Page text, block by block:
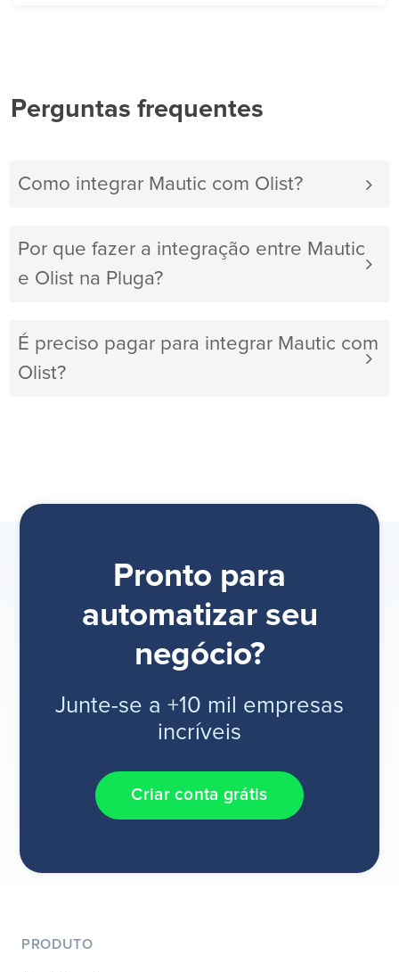
Perguntas frequentes
Como integrar Mautic com Olist?
Por que fazer a integração entre Mautic
e Olist na Pluga?
É preciso pagar para integrar Mautic com
Olist?
Pronto para
automatizar seu
negócio?
Junte-se a +10 mil empresas
incríveis
Criar conta grátis
PRODUTO